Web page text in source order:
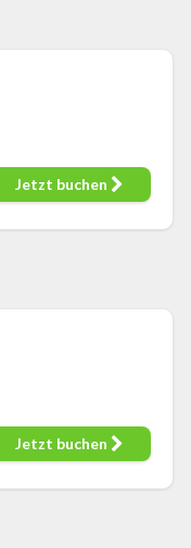
Jetzt buchen
Jetzt buchen